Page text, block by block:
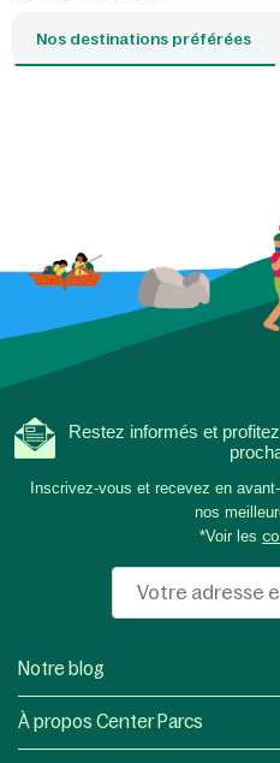
Nos destinations préférées
Restez informés et
Inscrivez-vous et recevez en
nos
*Voir les
Notre blog
À propos Center Parcs